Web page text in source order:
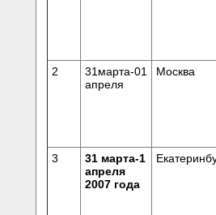
2
31марта-01
апреля
Москва
3
31 марта-1
апреля
2007 года